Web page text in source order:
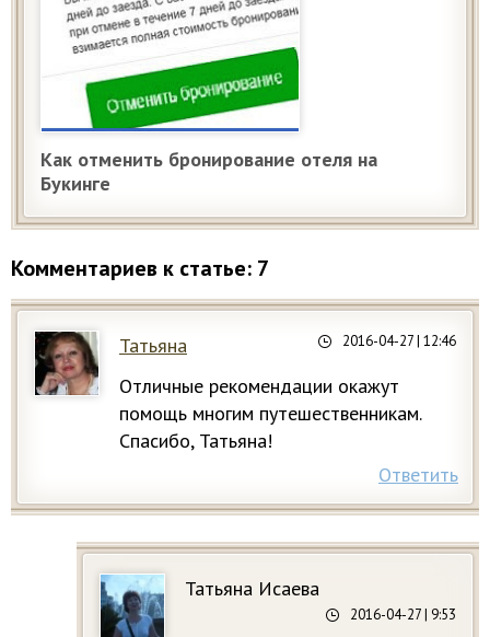
Как отменить бронирование отеля на
Букинге
Комментариев к статье: 7
Татьяна 2016-04-27| 12:46
Отличные рекомендации окажут
помощь многим путешественникам.
Спасибо, Татьяна!
Ответить
Татьяна Исаева
2016-04-27| 9:53